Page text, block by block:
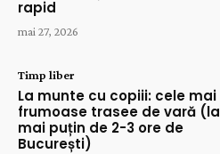
rapid
mai 27, 2026
Timp liber
La munte cu copiii: cele mai
frumoase trasee de vară (la
mai puțin de 2-3 ore de
București)